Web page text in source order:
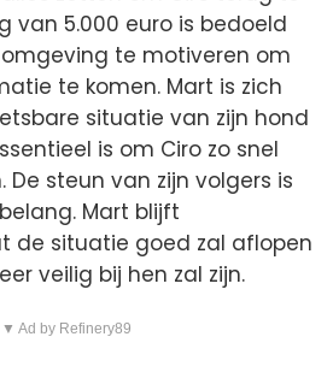
van 5.000 euro is bedoeld
te motiveren om
te komen. Mart is zich
situatie van zijn hond
is om Ciro zo snel
De steun van zijn volgers is
Mart blijft
de situatie goed zal aflopen
veilig bij hen zal zijn.
▼ Ad by Refinery89